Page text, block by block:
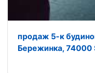
продаж 5-к
Бережинка, 74000